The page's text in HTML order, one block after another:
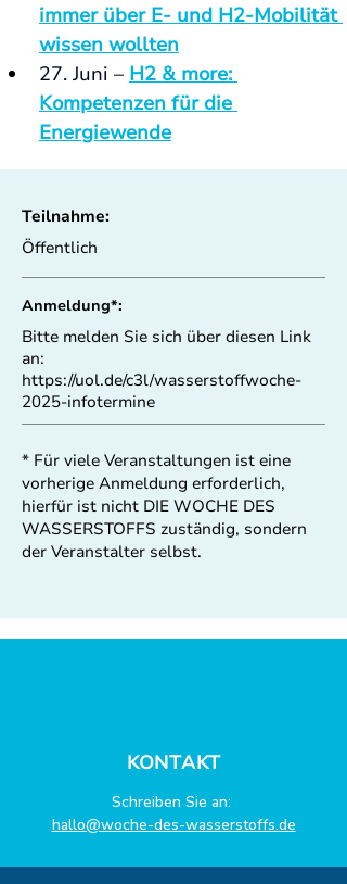
immer über E- und H2-Mobilität
wissen wollten
27. Juni – H2 & more:
Kompetenzen für die
Energiewende
Teilnahme:
Öffentlich
Anmeldung*:
Bitte melden Sie sich über diesen Link
an:
https://uol.de/c3l/wasserstoffwoche-
2025-infotermine
* Für viele Veranstaltungen ist eine
vorherige Anmeldung erforderlich,
hierfür ist nicht DIE WOCHE DES
WASSERSTOFFS zuständig, sondern
der Veranstalter selbst.
KONTAKT
Schreiben Sie an:
hallo@woche-des-wasserstoffs.de